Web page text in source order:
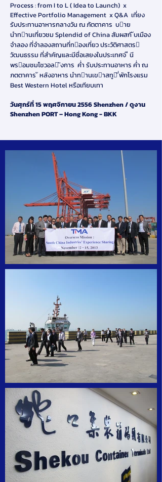
Process : from I to L ( Idea to Launch) x
Effective Portfolio Management x Q&A เที่ยง
รับประทานอาหารกลางวัน ณ ภัตตาคาร บาย
นําทานเที่ยวชม Splendid of China สัมผสกั ับเมือง
จําลอง ที่จําลองสถานที่ทองเที่ยว ประวัติศาสตร
วัฒนธรรม ที่สําคัญและมีชื่อเสยงในประเทศจ ี นี
พรอมชมโชวอล ังการ ค่ํา รับประทานอาหาร ค่ํา ณ
ภตตาคาร ั หลังอาหาร นําทานเขาสทู ี่พักโรงแรม
Best Western Hotel หรือเทียบเทา
วันศุกร์ที่ 15 พฤศจิกายน 2556 Shenzhen / ดูงาน
Shenzhen PORT – Hong Kong - BKK